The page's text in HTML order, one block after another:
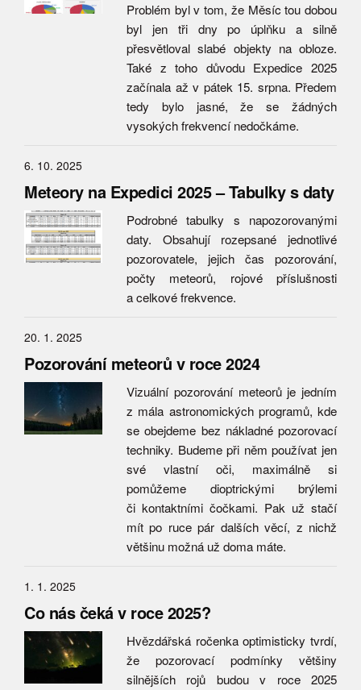
Problém byl v tom, že Měsíc tou dobou
byl jen tři dny po úplňku a silně
přesvětloval slabé objekty na obloze.
Také z toho důvodu Expedice 2025
začínala až v pátek 15. srpna. Předem
tedy bylo jasné, že se žádných
vysokých frekvencí nedočkáme.
6. 10. 2025
Meteory na Expedici 2025 – Tabulky s daty
Podrobné tabulky s napozorovanými
daty. Obsahují rozepsané jednotlivé
pozorovatele, jejich čas pozorování,
počty meteorů, rojové příslušnosti
a celkové frekvence.
20. 1. 2025
Pozorování meteorů v roce 2024
Vizuální pozorování meteorů je jedním
z mála astronomických programů, kde
se obejdeme bez nákladné pozorovací
techniky. Budeme při něm používat jen
své vlastní oči, maximálně si
pomůžeme dioptrickými brýlemi
či kontaktními čočkami. Pak už stačí
mít po ruce pár dalších věcí, z nichž
většinu možná už doma máte.
1. 1. 2025
Co nás čeká v roce 2025?
Hvězdářská ročenka optimisticky tvrdí,
že pozorovací podmínky většiny
silnějších rojů budou v roce 2025